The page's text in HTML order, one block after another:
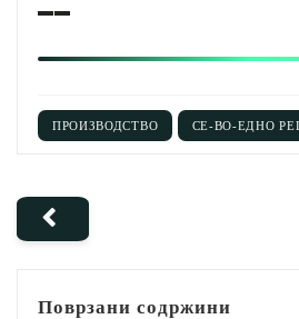
▬▬
ПРОИЗВОДСТВО СЕ-ВО-ЕДНО
Поврзани содржини